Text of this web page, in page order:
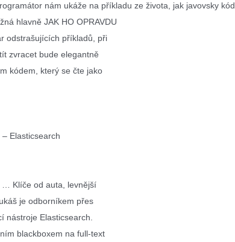
nám ukáže na příkladu ze života, jak javovsky kód
hlavně JAK HO OPRAVDU
odstrašujících příkladů, při
zvracet bude elegantně
kódem, který se čte jako
Elasticsearch
… Klíče od auta, levnější
je odborníkem přes
nástroje Elasticsearch.
blackboxem na full-text